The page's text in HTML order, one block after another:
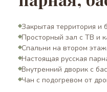
Закрытая территория и
Просторный зал с ТВ и
Спальни на втором
Настоящая русская
Внутренний дворик с
Чан с подогревом от